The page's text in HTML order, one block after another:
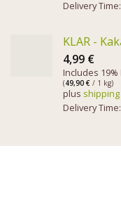
Delivery
KLAR -
4,99 €
Includes 19%
(49,90 € / 1 kg)
plus shipping
Delivery